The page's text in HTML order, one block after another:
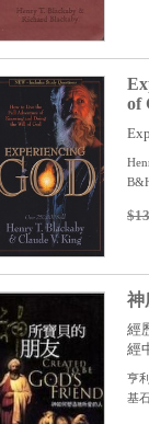
of
神
經
經
亨
基